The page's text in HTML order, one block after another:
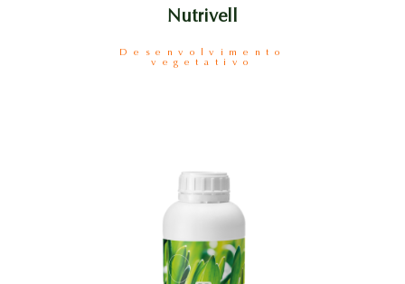
Nutrivell
Desenvolvimento
vegetativo